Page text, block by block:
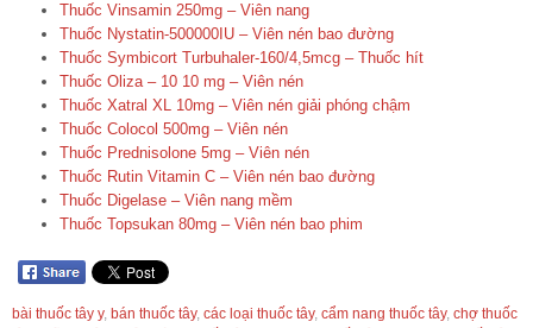
Thuốc Vinsamin 250mg – Viên nang
Thuốc Nystatin-500000IU – Viên nén bao đường
Thuốc Symbicort Turbuhaler-160/4,5mcg – Thuốc hít
Thuốc Oliza – 10 10 mg – Viên nén
Thuốc Xatral XL 10mg – Viên nén giải phóng chậm
Thuốc Colocol 500mg – Viên nén
Thuốc Prednisolone 5mg – Viên nén
Thuốc Rutin Vitamin C – Viên nén bao đường
Thuốc Digelase – Viên nang mềm
Thuốc Topsukan 80mg – Viên nén bao phim
bài thuốc tây y, bán thuốc tây, các loại thuốc tây, cẩm nang thuốc tây, chợ thuốc